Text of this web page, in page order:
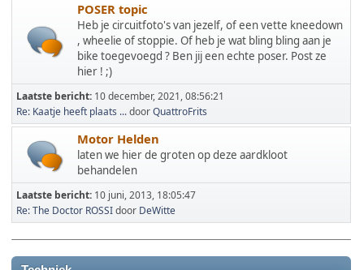
POSER topic
Heb je circuitfoto's van jezelf, of een vette kneedown
, wheelie of stoppie. Of heb je wat bling bling aan je
bike toegevoegd ? Ben jij een echte poser. Post ze
hier ! ;)
Laatste bericht: 10 december, 2021, 08:56:21
Re: Kaatje heeft plaats ...doorQuattroFrits
Motor Helden
laten we hier de groten op deze aardkloot
behandelen
Laatste bericht: 10 juni, 2013, 18:05:47
Re: The Doctor ROSSIdoor DeWitte